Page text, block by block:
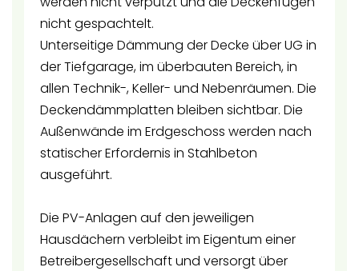
nicht gespachtelt.
Unterseitige Dämmung der Decke über UG in
der Tiefgarage, im überbauten Bereich, in
allen Technik-, Keller- und Nebenräumen. Die
Deckendämmplatten bleiben sichtbar. Die
Außenwände im Erdgeschoss werden nach
statischer Erfordernis in Stahlbeton
ausgeführt.
Die PV-Anlagen auf den jeweiligen
Hausdächern verbleibt im Eigentum einer
Betreibergesellschaft und versorgt über